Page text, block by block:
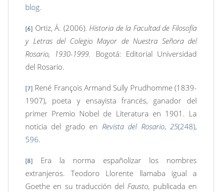
blog.
[6] Ortiz, Á. (2006).Historia de la Facultad de Filosofía
y Letras del Colegio Mayor de Nuestra Señora del
Rosario, 1930-1999.
Bogotá: Editorial Universidad
del Rosario.
[7]
René François Armand Sully Prudhomme (1839-
1907), poeta y ensayista francés, ganador del
primer Premio Nobel de Literatura en 1901. La
noticia del grado en Revista del Rosario,25(248),
596.
[8]
Era la norma españolizar los nombres
extranjeros. Teodoro Llorente llamaba igual a
Goethe en su traducción delFausto, publicada en